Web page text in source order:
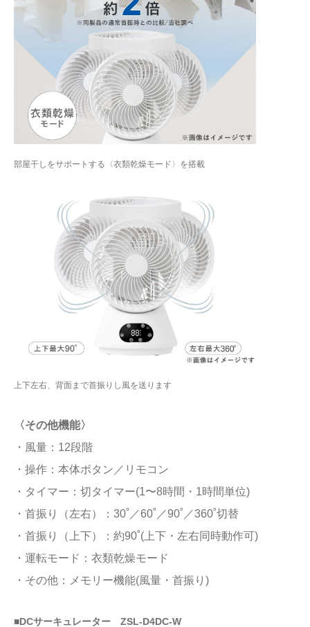
部屋干しをサポートする〈衣類乾燥モード〉を搭載
上下左右、背面まで首振りし風を送ります
〈その他機能〉
・風量：12段階
・操作：本体ボタン／リモコン
・タイマー：切タイマー(1〜8時間・1時間単位)
・首振り（左右）：30˚／60˚／90˚／360˚切替
・首振り（上下）：約90˚(上下・左右同時動作可)
・運転モード：衣類乾燥モード
・その他：メモリー機能(風量・首振り)
■DCサーキュレーター ZSL-D4DC-W